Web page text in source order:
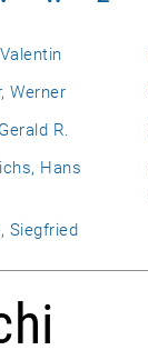
Werner
R.
Hans
Siegfried